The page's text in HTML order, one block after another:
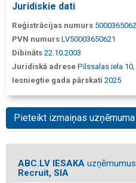
Juridiskie dati
Reģistrācijas numurs
PVN numurs LV50003650621
Dibināts 22.10.2003
Juridiskā adrese Pilssalas iela 10,
Iesniegtie gada pārskati 2025
Pieteikt izmaiņas
ABC.LV IESAKA
Recruit, SIA